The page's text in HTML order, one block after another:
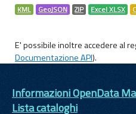
KML GeoJSON ZIP Excel XLSX
E' possibile inoltre accedere al
Documentazione API).
Informazioni OpenData
Lista cataloghi